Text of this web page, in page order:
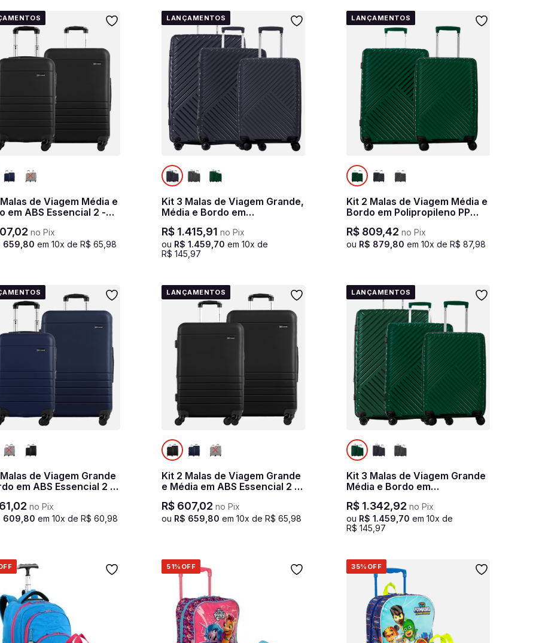
de Viagem Média e
em ABS Essencial 2 -
,02 no Pix
659 80 em10x deR$ 65 ,98
LANÇAMENTOS
Kit 3 Malas de Viagem Grande,
Média e Bordo em
Polipropileno PP Essencial 2 -
Azul marinho
R$ 1.415,91 no Pix
ou R$ 1.459 70 em10x de
R$ 145 ,97
LANÇAMENTOS
Kit 2 Malas de Viagem Média e
Bordo em Polipropileno PP
Essencial 2 - Verde
R$ 809,42 no Pix
ou R$ 879 80 em10x deR$ 87,98
de Viagem Grande
em ABS Essencial 2 -
,02 no Pix
609 80 em10x deR$ 60 ,98
LANÇAMENTOS
Kit 2 Malas de Viagem Grande
e Média em ABS Essencial 2 -
Preto
R$ 607,02 no Pix
ou R$ 659 80 em10x deR$ 65 ,98
LANÇAMENTOS
Kit 3 Malas de Viagem Grande
Média e Bordo em
Polipropileno PP Essencial 2 -
Verde
R$ 1.342,92 no Pix
ou R$ 1.459 70 em10x de
R$ 145 ,97
51% OFF 35% OFF